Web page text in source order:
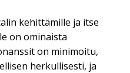
kehittämille ja itse
on ominaista
on minimoitu,
herkullisesti, ja